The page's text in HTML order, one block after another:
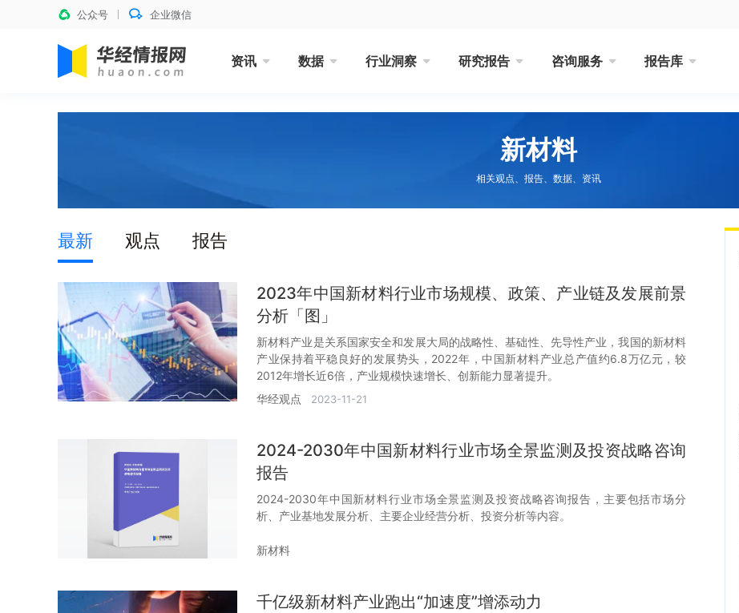
公众号 企业微信
资讯 数据 行业洞察 研究报告 咨询服务 报告库
新材料
相关观点、报告、数据、资讯
最新 观点 报告
2023年中国新材料行业市场规模、政策、产业链及发展前景
分析「图」
新材料产业是关系国家安全和发展大局的战略性、基础性、先导性产业，我国的新材料
产业保持着平稳良好的发展势头，2022年，中国新材料产业总产值约6.8万亿元，较
2012年增长近6倍，产业规模快速增长、创新能力显著提升。
华经观点
2023-11-21
2024-2030年中国新材料行业市场全景监测及投资战略咨询
报告
2024-2030年中国新材料行业市场全景监测及投资战略咨询报告，主要包括市场分
析、产业基地发展分析、主要企业经营分析、投资分析等内容。
新材料
千亿级新材料产业跑出“加速度”增添动力